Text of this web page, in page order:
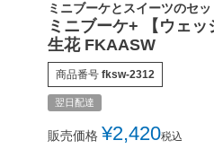
ミニブーケとスイーツのセッ
ミニブーケ+ 【ウェ
生花 FKAASW
商品番号 fksw-2312
翌日配達
販売価格 ¥2,420税込